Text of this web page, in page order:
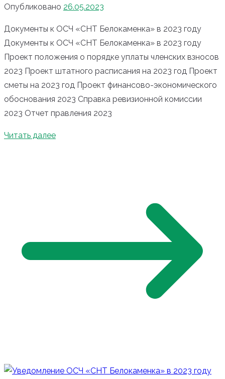
Опубликовано 26.05.2023
Документы к ОСЧ «СНТ Белокаменка» в 2023 году
Документы к ОСЧ «СНТ Белокаменка» в 2023 году
Проект положения о порядке уплаты членских взносов
2023 Проект штатного расписания на 2023 год Проект
сметы на 2023 год Проект финансово-экономического
обоснования 2023 Справка ревизионной комиссии
2023 Отчет правления 2023
Читать далее